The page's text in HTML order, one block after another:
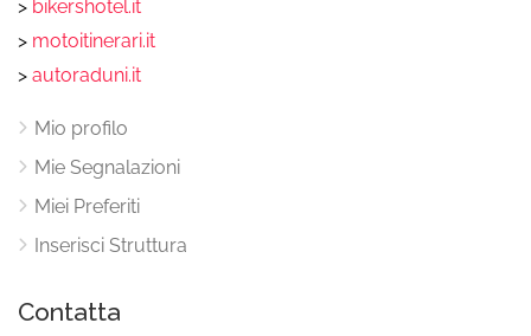
> bikershotel.it
> motoitinerari.it
> autoraduni.it
Mio profilo
Mie Segnalazioni
Miei Preferiti
Inserisci Struttura
Contatta